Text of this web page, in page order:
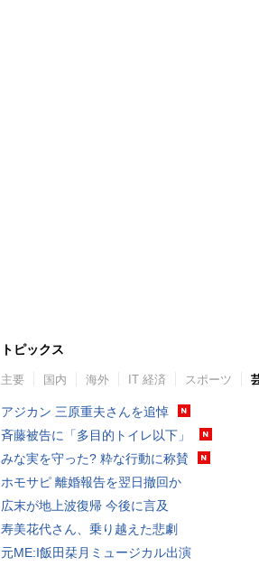
トピックス
主要 国内 海外 IT 経済 スポーツ
アジカン 三原重夫さんを追悼
斉藤被告に「多目的トイレ以下」
みな実を守った? 粋な行動に称賛
ホモサピ 離婚報告を翌日撤回か
広末が地上波復帰 今後に言及
寿美花代さん、乗り越えた悲劇
元ME:I飯田栞月ミュージカル出演